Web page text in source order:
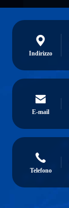
Indirizzo
E-mail
Telefono